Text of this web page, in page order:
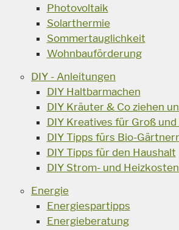
Photovoltaik
Solarthermie
Sommertauglichkeit
Wohnbauförderung
DIY - Anleitungen
DIY Haltbarmachen
DIY Kräuter & Co ziehen
DIY Kreatives für Groß und
DIY Tipps fürs Bio-
DIY Tipps für den Haushalt
DIY Strom- und
Energie
Energiespartipps
Energieberatung